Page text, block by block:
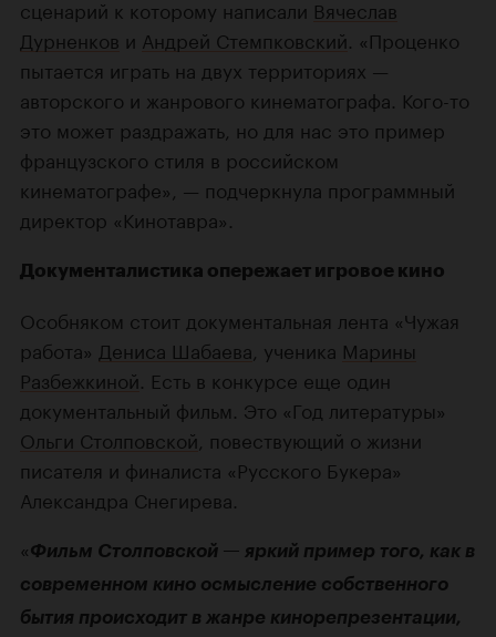
сценарий к которому написали Вячеслав
Дурненков и Андрей Стемпковский . «Проценко
пытается играть на двух территориях —
авторского и жанрового кинематографа. Кого-то
это может раздражать, но для нас это пример
французского стиля в российском
кинематографе», — подчеркнула программный
директор «Кинотавра».
Документалистика опережает игровое кино
Особняком стоит документальная лента «Чужая
работа» Дениса Шабаева , ученика Марины
Разбежкиной . Есть в конкурсе еще один
документальный фильм. Это «Год литературы»
Ольги Столповской , повествующий о жизни
писателя и финалиста «Русского Букера»
Александра Снегирева.
«Фильм Столповской — яркий пример того, как в
современном кино осмысление собственного
бытия происходит в жанре кинорепрезентации,